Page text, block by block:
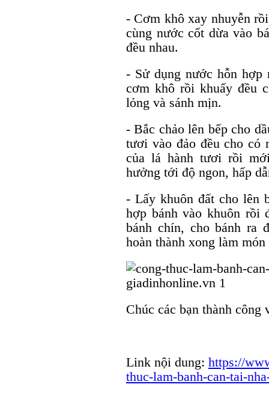
- Cơm khô xay nhuyễn
cùng nước cốt dừa vào
đều nhau.
- Sử dụng nước hỗn
cơm khô rồi khuấy đều
lỏng và sánh mịn.
- Bắc chảo lên bếp cho
tươi vào đảo đều cho có
của lá hành tươi rồi
hưởng tới độ ngon, hấp
- Lấy khuôn đất cho lên
hợp bánh vào khuôn rồi
bánh chín, cho bánh ra
hoàn thành xong làm
Chúc các bạn thành công
Link nội dung: https://
thuc-lam-banh-can-tai-